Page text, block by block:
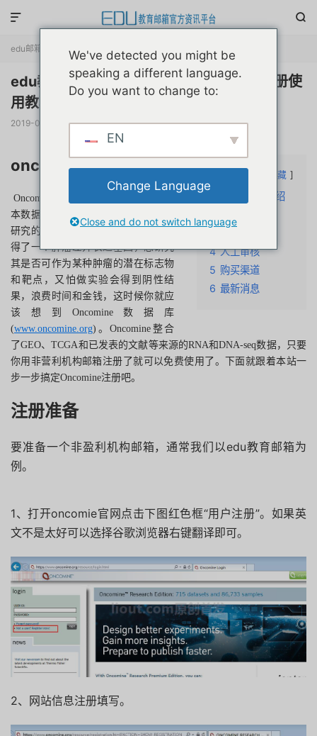


edu邮箱资讯 正文
edu教育机构邮箱注册oncomine数据库注册使
用教程与常见问题详解
2019-02-21 阅读(22724) 评论(0)  赞(8)
文章目录 隐藏
oncomine介绍
4 人工审核
5 购买渠道
6 最新消息
oncomine介绍
Oncomine是肿瘤领域中一个经典的样
本数据库，能帮助我们筛选一些值得
研究的靶分子或预测表型，如果你获
得了一个肿瘤差异表达基因，想研究
其是否可作为某种肿瘤的潜在标志物
和靶点，又怕做实验会得到阴性结
果，浪费时间和金钱，这时候你就应
该想到Oncomine数据库
(www.oncomine.org)。Oncomine整合
了GEO、TCGA和已发表的文献等来源的RNA和DNA-seq数据，只要
你用非营利机构邮箱注册了就可以免费使用了。下面就跟着本站一
步一步搞定Oncomine注册吧。
注册准备
要准备一个非盈利机构邮箱，通常我们以edu教育邮箱为
例。
1、打开oncomie官网点击下图红色框“用户注册”。如果英
文不是太好可以选择谷歌浏览器右键翻译即可。
2、网站信息注册填写。
We've detected you might be
speaking a different language.
Do you want to change to:
EN
Change Language
Close and do not switch language